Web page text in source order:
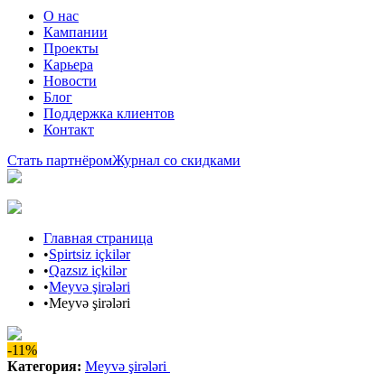
О нас
Кампании
Проекты
Карьера
Новости
Блог
Поддержка клиентов
Контакт
Стать партнёромЖурнал со скидками
Главная страница
•Spirtsiz içkilər
•Qazsız içkilər
•Meyvə şirələri
•Meyvə şirələri
-11%
Категория: Meyvə şirələri